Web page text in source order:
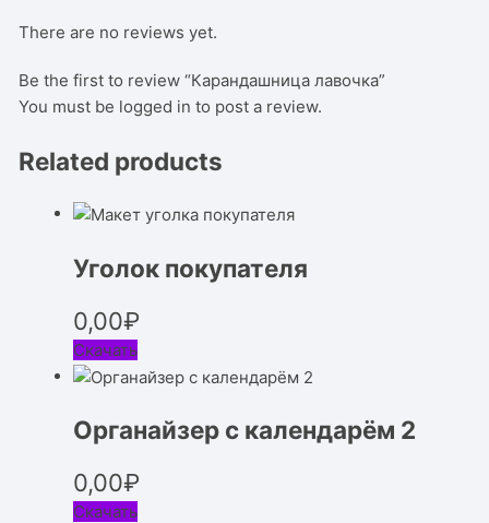
There are no reviews yet.
Be the first to review “Карандашница лавочка”
You must be logged in to post a review.
Related products
Уголок покупателя
0,00₽
Скачать
Органайзер с календарём 2
0,00₽
Скачать